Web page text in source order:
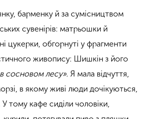
барменку й за сумісництвом
сувенірів: матрьошки й
цукерки, обгорнуті у фрагменти
живопису: Шишкін з його
сосновом лесу». Я мала відчуття,
в якому живі люди дочікуються,
тому кафе сиділи чоловіки,